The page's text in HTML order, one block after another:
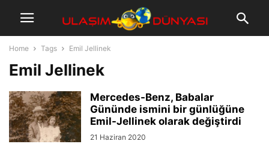
Home Tags Emil Jellinek
Emil Jellinek
Mercedes-Benz, Babalar
Gününde ismini bir günlüğüne
Emil-Jellinek olarak değiştirdi
21 Haziran 2020